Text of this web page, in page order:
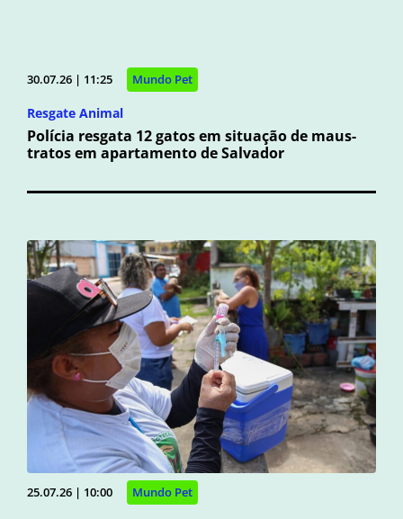
30.07.26 | 11:25 Mundo Pet
Resgate Animal
Polícia resgata 12 gatos em situação de maus-
tratos em apartamento de Salvador
25.07.26 | 10:00 Mundo Pet